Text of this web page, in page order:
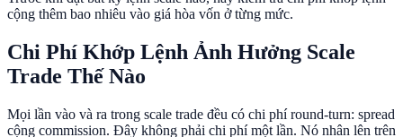
cộng thêm bao nhiêu vào giá hòa vốn ở từng mức.
Chi Phí Khớp Lệnh Ảnh Hưởng Scale
Trade Thế Nào
Mọi lần vào và ra trong scale trade đều có chi phí round-turn: spread
cộng commission. Đây không phải chi phí một lần. Nó nhân lên trên